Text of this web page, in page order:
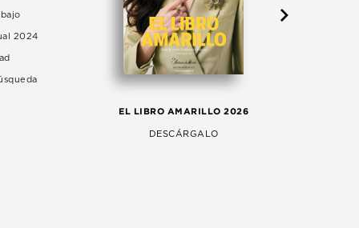
2024
EL LIBRO AMARILLO 2026
DESCÁRGALO